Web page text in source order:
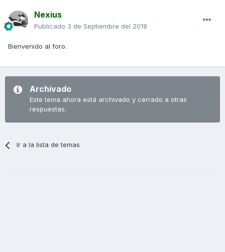
Nexius
Publicado 3 de Septiembre del 2018
Bienvenido al foro.
Archivado
Este tema ahora está archivado y cerrado a otras
respuestas.
Ir a la lista de temas